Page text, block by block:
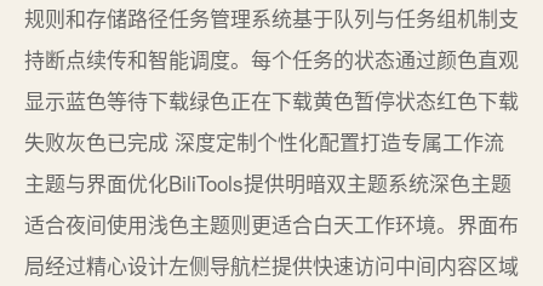
规则和存储路径任务管理系统基于队列与任务组机制支
持断点续传和智能调度。每个任务的状态通过颜色直观
显示蓝色等待下载绿色正在下载黄色暂停状态红色下载
失败灰色已完成 深度定制个性化配置打造专属工作流
主题与界面优化BiliTools提供明暗双主题系统深色主题
适合夜间使用浅色主题则更适合白天工作环境。界面布
局经过精心设计左侧导航栏提供快速访问中间内容区域